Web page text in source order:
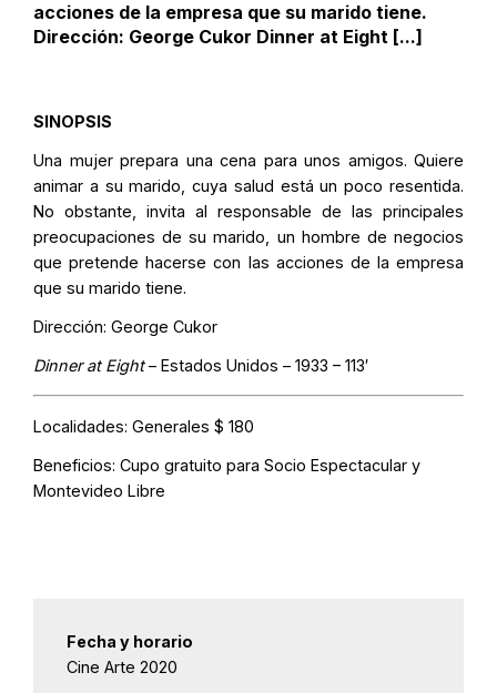
acciones de la empresa que su marido tiene.
Dirección: George Cukor Dinner at Eight [...]
SINOPSIS
Una mujer prepara una cena para unos amigos. Quiere
animar a su marido, cuya salud está un poco resentida.
No obstante, invita al responsable de las principales
preocupaciones de su marido, un hombre de negocios
que pretende hacerse con las acciones de la empresa
que su marido tiene.
Dirección: George Cukor
Dinner at Eight– Estados Unidos – 1933 – 113′
Localidades: Generales $ 180
Beneficios: Cupo gratuito para Socio Espectacular y
Montevideo Libre
Fecha y horario
Cine Arte 2020